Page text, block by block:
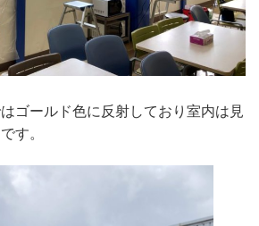
ゴールド色に反射しており室内は見
す。